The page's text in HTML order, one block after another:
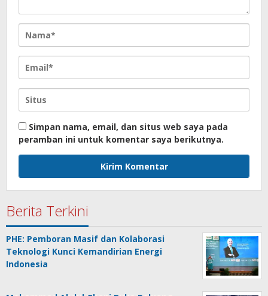
Simpan nama, email, dan situs web saya pada
peramban ini untuk komentar saya berikutnya.
Berita Terkini
PHE: Pemboran Masif dan Kolaborasi
Teknologi Kunci Kemandirian Energi
Indonesia